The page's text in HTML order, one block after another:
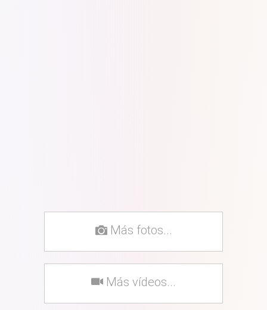
Más fotos...
Más vídeos...